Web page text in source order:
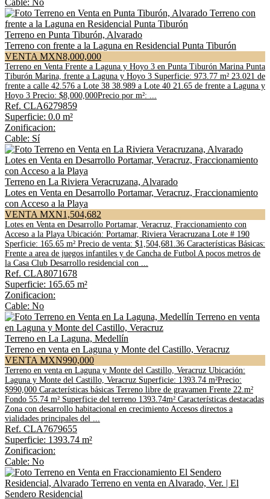
Cable: No
Terreno en Punta Tiburón, Alvarado
Terreno con frente a la Laguna en Residencial Punta Tiburón
VENTA MXN8,000,000
Terreno en Venta Frente a Laguna y Hoyo 3 en Punta Tiburón Marina Punta
Tiburón Marina, frente a Laguna y Hoyo 3 Superficie: 973.77 m² 23.021 de
frente a calle 42.576 a Lote 38 38.989 a Lote 40 21.65 de frente a Laguna y
Hoyo 3 Precio: $8,000,000Precio por m²: ...
Ref. CLA6279859
Superficie: 0.0 m²
Zonificacion:
Cable: Sí
Terreno en La Riviera Veracruzana, Alvarado
Lotes en Venta en Desarrollo Portamar, Veracruz, Fraccionamiento
con Acceso a la Playa
VENTA MXN1,504,682
Lotes en Venta en Desarrollo Portamar, Veracruz, Fraccionamiento con
Acceso a la Playa Ubicación: Portamar, Riviera Veracruzana Lote # 190
Sperficie: 165.65 m² Precio de venta: $1,504,681.36 Características Básicas:
Frente a area de juegos infantiles y de Cancha de Futbol A pocos metros de
la Casa Club Desarrollo residencial con ...
Ref. CLA8071678
Superficie: 165.65 m²
Zonificacion:
Cable: No
Terreno en La Laguna, Medellín
Terreno en venta en Laguna y Monte del Castillo, Veracruz
VENTA MXN990,000
Terreno en venta en Laguna y Monte del Castillo, Veracruz Ubicación:
Laguna y Monte del Castillo, Veracruz Superficie: 1393.74 m²Precio:
$990,000 Características básicas Terreno libre de gravamen Frente 22.m²
Fondo 55.74 m² Superficie del terreno 1393.74m² Características destacadas
Zona con desarrollo habitacional en crecimiento Accesos directos a
vialidades principales del ...
Ref. CLA7679655
Superficie: 1393.74 m²
Zonificacion:
Cable: No